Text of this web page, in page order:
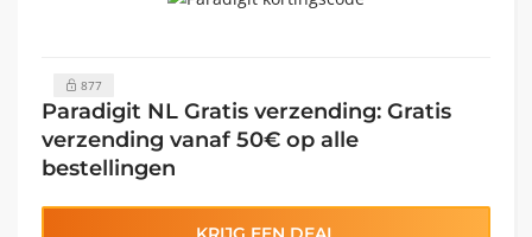
877
Paradigit NL Gratis verzending: Gratis
verzending vanaf 50€ op alle
bestellingen